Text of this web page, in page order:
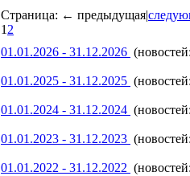
Страница: ← предыдущая|
12
01.01.2026 - 31.12.2026
01.01.2025 - 31.12.2025
01.01.2024 - 31.12.2024
01.01.2023 - 31.12.2023
01.01.2022 - 31.12.2022